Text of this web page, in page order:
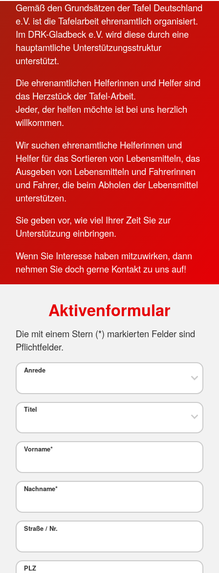
Gemäß den Grundsätzen der Tafel Deutschland
e.V. ist die Tafelarbeit ehrenamtlich organisiert.
Im DRK-Gladbeck e.V. wird diese durch eine
hauptamtliche Unterstützungsstruktur
unterstützt.
Die ehrenamtlichen Helferinnen und Helfer sind
das Herzstück der Tafel-Arbeit.
Jeder, der helfen möchte ist bei uns herzlich
willkommen.
Wir suchen ehrenamtliche Helferinnen und
Helfer für das Sortieren von Lebensmitteln, das
Ausgeben von Lebensmitteln und Fahrerinnen
und Fahrer, die beim Abholen der Lebensmittel
unterstützen.
Sie geben vor, wie viel Ihrer Zeit Sie zur
Unterstützung einbringen.
Wenn Sie Interesse haben mitzuwirken, dann
nehmen Sie doch gerne Kontakt zu uns auf!
Aktivenformular
Die mit einem Stern (*) markierten Felder sind
Pflichtfelder.
Anrede
Titel
Vorname*
Nachname*
Straße / Nr.
PLZ